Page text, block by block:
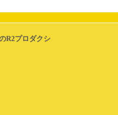
R2プロダクシ